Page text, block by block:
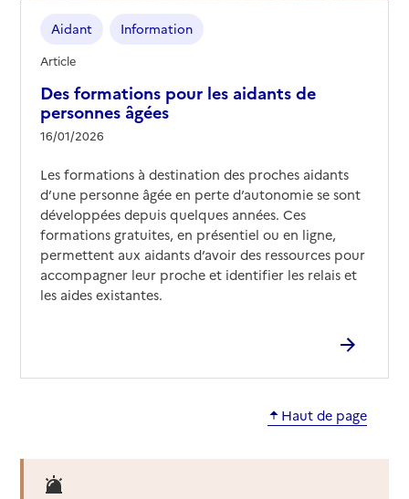
Des formations pour les aidants de
personnes âgées
16/01/2026
Aidant Information
Article
Les formations à destination des proches aidants
d’une personne âgée en perte d’autonomie se sont
développées depuis quelques années. Ces
formations gratuites, en présentiel ou en ligne,
permettent aux aidants d’avoir des ressources pour
accompagner leur proche et identifier les relais et
les aides existantes.
Haut de page